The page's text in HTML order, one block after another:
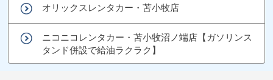
オリックスレンタカー・苫小牧店
ニコニコレンタカー・苫小牧沼ノ端店【ガソリンス
タンド併設で給油ラクラク】